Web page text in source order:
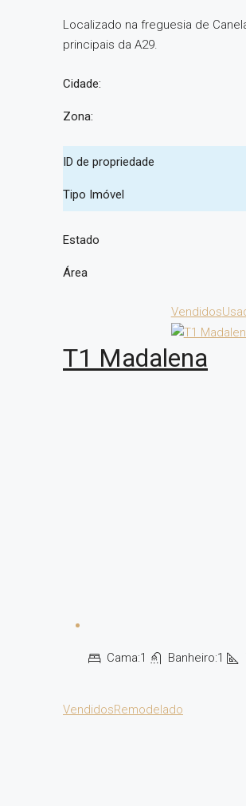
Localizado na freguesia de
principais da A29.
Cidade:
Zona:
ID de propriedade
Tipo Imóvel
Estado
Área
Vendidos
T1 Madalena
Cama:1 Banheiro:1
VendidosRemodelado